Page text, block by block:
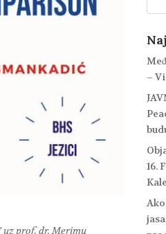
uz prof. dr. Merimu
–
16.